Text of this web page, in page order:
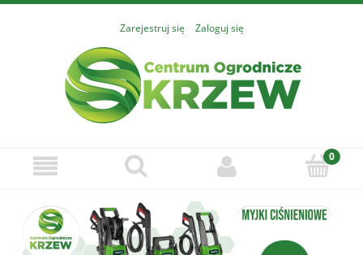
Zarejestruj się Zaloguj się